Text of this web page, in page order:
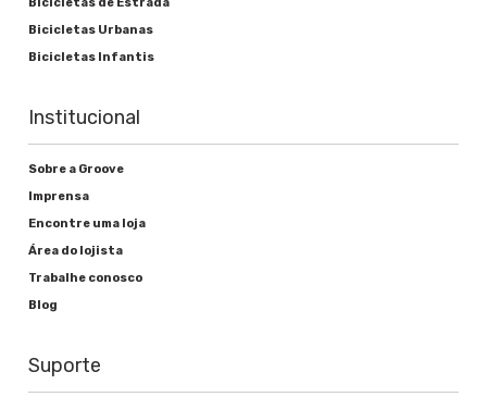
Bicicletas de Estrada
Bicicletas Urbanas
Bicicletas Infantis
Institucional
Sobre a Groove
Imprensa
Encontre uma loja
Área do lojista
Trabalhe conosco
Blog
Suporte